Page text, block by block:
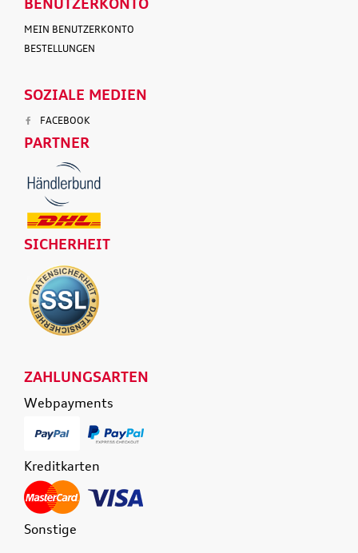
MEIN BENUTZERKONTO
BESTELLUNGEN
SOZIALE MEDIEN
FACEBOOK
PARTNER
SICHERHEIT
ZAHLUNGSARTEN
Webpayments
Kreditkarten
Sonstige